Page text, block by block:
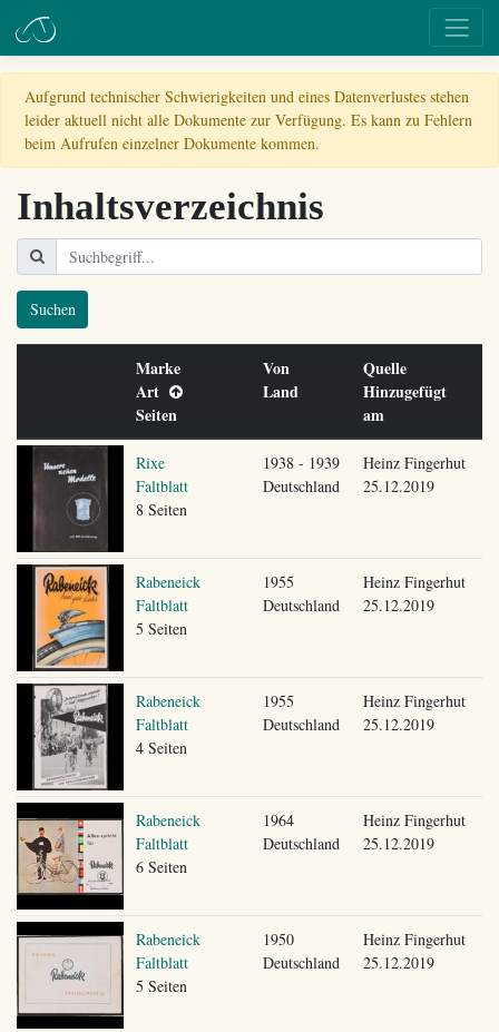
Aufgrund technischer Schwierigkeiten und eines Datenverlustes stehen
leider aktuell nicht alle Dokumente zur Verfügung. Es kann zu Fehlern
beim Aufrufen einzelner Dokumente kommen.
Inhaltsverzeichnis
Suchen
Marke
Art
Seiten
Von
Land
Quelle
Hinzugefügt
am
Rixe
Faltblatt
8 Seiten
1938 - 1939
Deutschland
Heinz Fingerhut
25.12.2019
Rabeneick
Faltblatt
5 Seiten
1955
Deutschland
Heinz Fingerhut
25.12.2019
Rabeneick
Faltblatt
4 Seiten
1955
Deutschland
Heinz Fingerhut
25.12.2019
Rabeneick
Faltblatt
6 Seiten
1964
Deutschland
Heinz Fingerhut
25.12.2019
Rabeneick
Faltblatt
5 Seiten
1950
Deutschland
Heinz Fingerhut
25.12.2019